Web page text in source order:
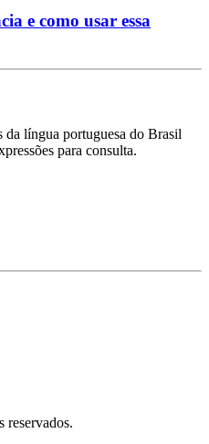
e como usar essa
da língua portuguesa do Brasil
para consulta.
reservados.